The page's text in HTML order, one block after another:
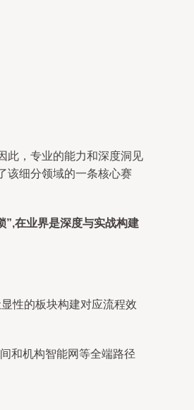
此，专业的能力和深度洞见
该细分领域的一条核心赛
”,在业界是深度与实战构建
性的板块构建对应流程效
和机构智能网等全端路径